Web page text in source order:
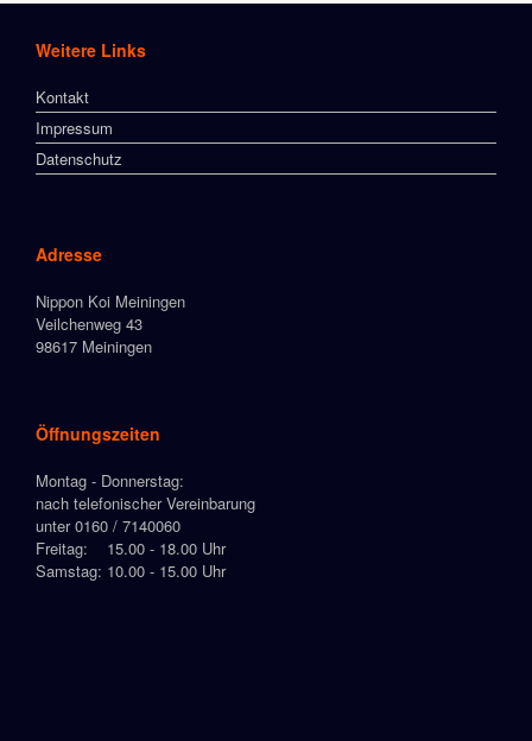
Weitere Links
Kontakt
Impressum
Datenschutz
Adresse
Nippon Koi Meiningen
Veilchenweg 43
98617 Meiningen
Öffnungszeiten
Montag - Donnerstag:
nach telefonischer Vereinbarung
unter 0160 / 7140060
Freitag: 15.00 - 18.00 Uhr
Samstag: 10.00 - 15.00 Uhr